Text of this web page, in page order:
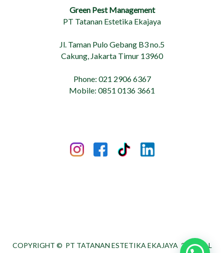
Green Pest Management
PT Tatanan Estetika Ekajaya
Jl. Taman Pulo Gebang B3 no.5
Cakung, Jakarta Timur 13960
Phone: 021 2906 6367
Mobile: 0851 0136 3661
COPYRIGHT © PT TATANAN ESTETIKA EKAJAYA 2026. ALL